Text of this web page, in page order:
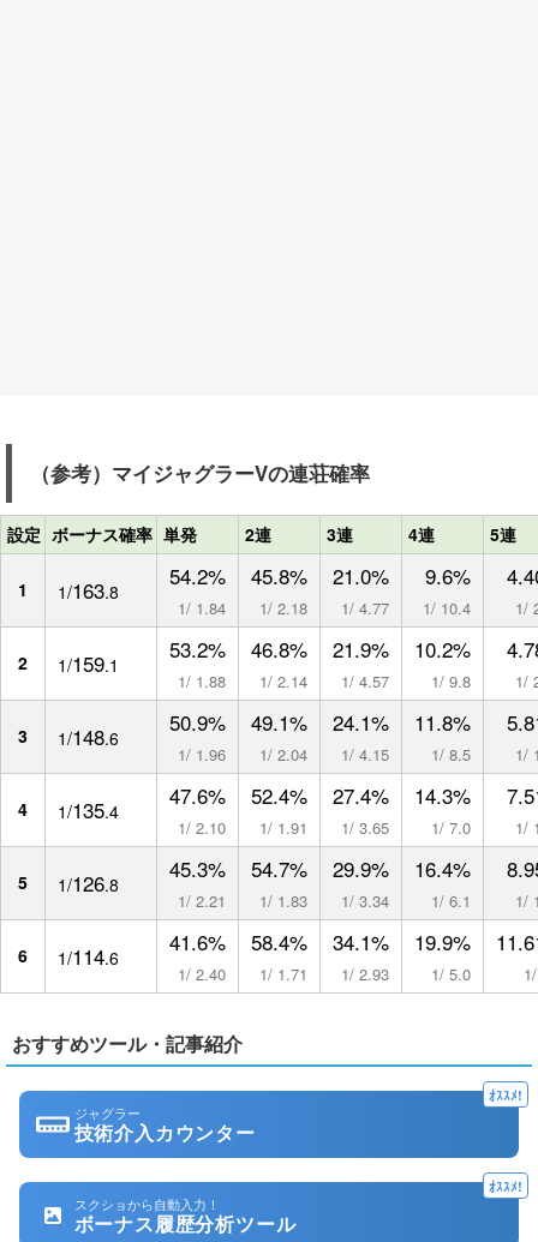
（参考）マイジャグラーVの連荘確率
設定 ボーナス確率 単発 2連 3連 4連 5連
1 1/163.8
54.2%
1/ 1.84
45.8%
1/ 2.18
21.0%
1/ 4.77
9.6%
1/ 10.4 1/
2 1/159.1
53.2%
1/ 1.88
46.8%
1/ 2.14
21.9%
1/ 4.57
10.2%
1/ 9.8 1/
3 1/148.6
50.9%
1/ 1.96
49.1%
1/ 2.04
24.1%
1/ 4.15
11.8%
1/ 8.5 1/
4 1/135.4
47.6%
1/ 2.10
52.4%
1/ 1.91
27.4%
1/ 3.65
14.3%
1/ 7.0 1/
5 1/126.8
45.3%
1/ 2.21
54.7%
1/ 1.83
29.9%
1/ 3.34
16.4%
1/ 6.1 1/
6 1/114.6
41.6%
1/ 2.40
58.4%
1/ 1.71
34.1%
1/ 2.93
19.9%
1/ 5.0
おすすめツール・記事紹介
ジャグラー
技術介入カウンター
ｵｽｽﾒ!
スクショから自動入力！
ボーナス履歴分析ツール
ｵｽｽﾒ!